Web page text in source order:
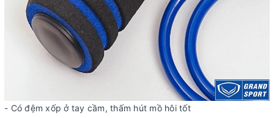
- Có đệm xốp ở tay cầm, thấm hút mồ hôi tốt